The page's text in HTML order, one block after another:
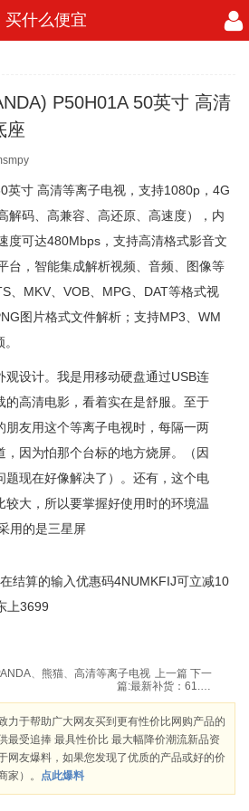
买什么便宜
P50H01A 50英寸 高清
座
英寸 高清等离子电视，支持1080p，4G
解码、高兼容、高还原、高速度），内
度可达480Mbps，支持高清格式影音文
台，智能集成解析视频、音频、图像等
、MKV、VOB、MPG、DAT等格式视
图片格式文件解析；支持MP3、WM
观设计。我是用移动硬盘通过USB连
的高清电影，看着实在是舒服。至于
朋友用这个等离子电视时，每隔一两
，因为怕那个台标的地方烧屏。（因
题现在好像解决了）。还有，这个电
较大，所以要掌握好使用时的环境温
用的是三星屏
在结算的输入优惠码4NUMKFIJ可立减10
上3699
、 熊猫、 高清等离子电视 上一篇 下一
篇:
最新补货：61.9元江浙沪包邮 福临门 黄金产地 非转基因 玉米油 5L
力于帮助广大网友买到更有性价比网购产品的
最受追捧 最具性价比 最大幅降价潮流新品资
网友爆料，如果您发现了优质的产品或好的价
家）。 点此爆料